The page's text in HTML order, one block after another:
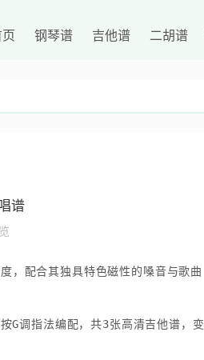
钢琴谱 吉他谱 二胡谱
谱
，配合其独具特色磁性的嗓音与歌曲
G调指法编配，共3张高清吉他谱，变